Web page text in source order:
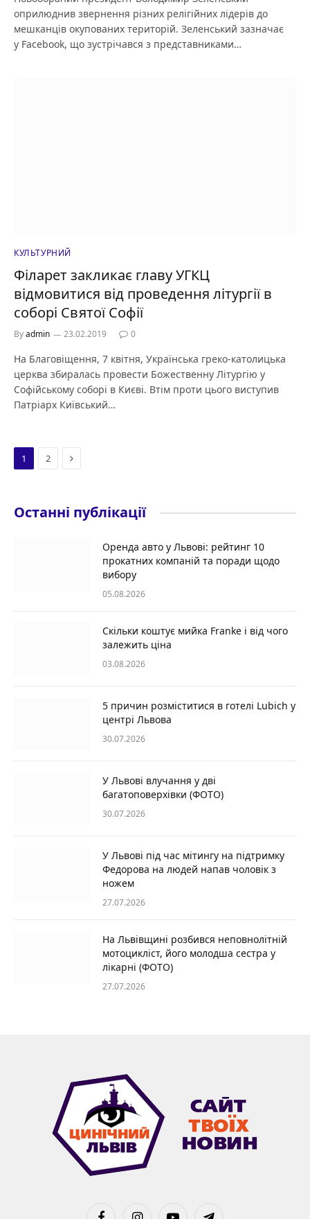
оприлюднив звернення різних релігійних лідерів до
мешканців окупованих територій. Зеленський зазначає
у Facebook, що зустрічався з представниками…
КУЛЬТУРНИЙ
Філарет закликає главу УГКЦ
відмовитися від проведення літургії в
соборі Святої Софії
Byadmin 23.02.2019 0
На Благовіщення, 7 квітня, Українська греко-католицька
церква збиралась провести Божественну Літургію у
Софійському соборі в Києві. Втім проти цього виступив
Патріарх Київський…
1 2 Next
Останні публікації
Оренда авто у Львові: рейтинг 10
прокатних компаній та поради щодо
вибору
05.08.2026
Скільки коштує мийка Franke і від чого
залежить ціна
03.08.2026
5 причин розміститися в готелі Lubich у
центрі Львова
30.07.2026
У Львові влучання у дві
багатоповерхівки (ФОТО)
30.07.2026
У Львові під час мітингу на підтримку
Федорова на людей напав чоловік з
ножем
27.07.2026
На Львівщині розбився неповнолітній
мотоцикліст, його молодша сестра у
лікарні (ФОТО)
27.07.2026